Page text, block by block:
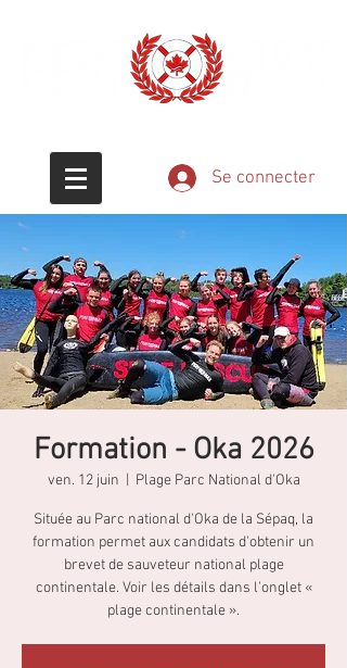
Se connecter
Formation - Oka 2026
ven. 12 juin Plage Parc National d'Oka
Située au Parc national d'Oka de la Sépaq, la
formation permet aux candidats d'obtenir un
brevet de sauveteur national plage
continentale. Voir les détails dans l'onglet «
plage continentale ».